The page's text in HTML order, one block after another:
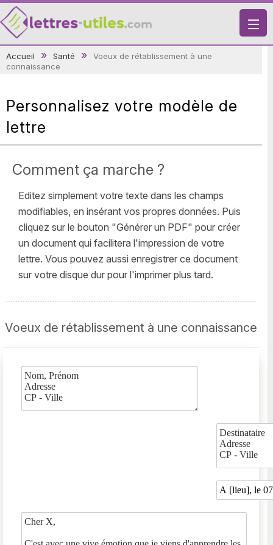
X
LETTRES DE MOTIVATION
Accueil Santé
Voeux de rétablissement à une
connaissance
Personnalisez votre modèle de
lettre
Comment ça marche ?
Editez simplement votre texte dans les champs
modifiables, en insérant vos propres données. Puis
cliquez sur le bouton "Générer un PDF" pour créer
un document qui facilitera l'impression de votre
lettre. Vous pouvez aussi enregistrer ce document
sur votre disque dur pour l'imprimer plus tard.
Voeux de rétablissement à une connaissance